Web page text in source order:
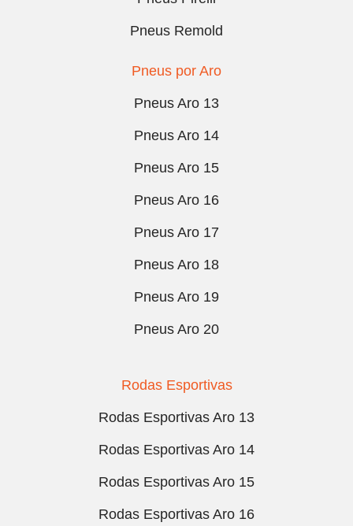
Pneus Remold
Pneus por Aro
Pneus Aro 13
Pneus Aro 14
Pneus Aro 15
Pneus Aro 16
Pneus Aro 17
Pneus Aro 18
Pneus Aro 19
Pneus Aro 20
Rodas Esportivas
Rodas Esportivas Aro 13
Rodas Esportivas Aro 14
Rodas Esportivas Aro 15
Rodas Esportivas Aro 16